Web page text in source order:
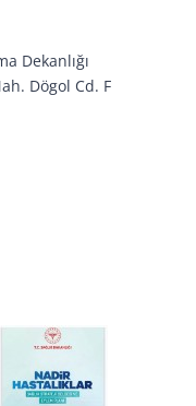
Dekanlığı
Dögol Cd. F